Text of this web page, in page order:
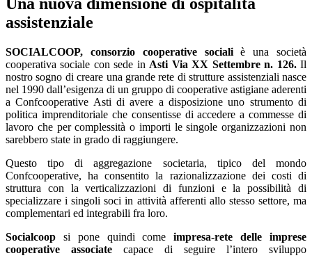
assistenziale
SOCIALCOOP, consorzio cooperative socialiè una società
cooperativa sociale con sede in Asti Via XX Settembre n. 126.Il
nostro sogno di creare una grande rete di strutture assistenziali nasce
nel 1990 dall’esigenza di un gruppo di cooperative astigiane aderenti
a Confcooperative Asti di avere a disposizione uno strumento di
politica imprenditoriale che consentisse di accedere a commesse di
lavoro che per complessità o importi le singole organizzazioni non
sarebbero state in grado di raggiungere.
Questo tipo di aggregazione societaria, tipico del mondo
Confcooperative, ha consentito la razionalizzazione dei costi di
struttura con la verticalizzazioni di funzioni e la possibilità di
specializzare i singoli soci in attività afferenti allo stesso settore, ma
complementari ed integrabili fra loro.
Socialcoop si pone quindi comeimpresa-rete delle imprese
cooperative associate capace di seguire l’intero sviluppo